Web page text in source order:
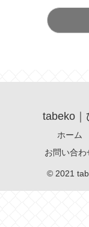
tabeko｜
ホーム
お問い合わ
© 2021